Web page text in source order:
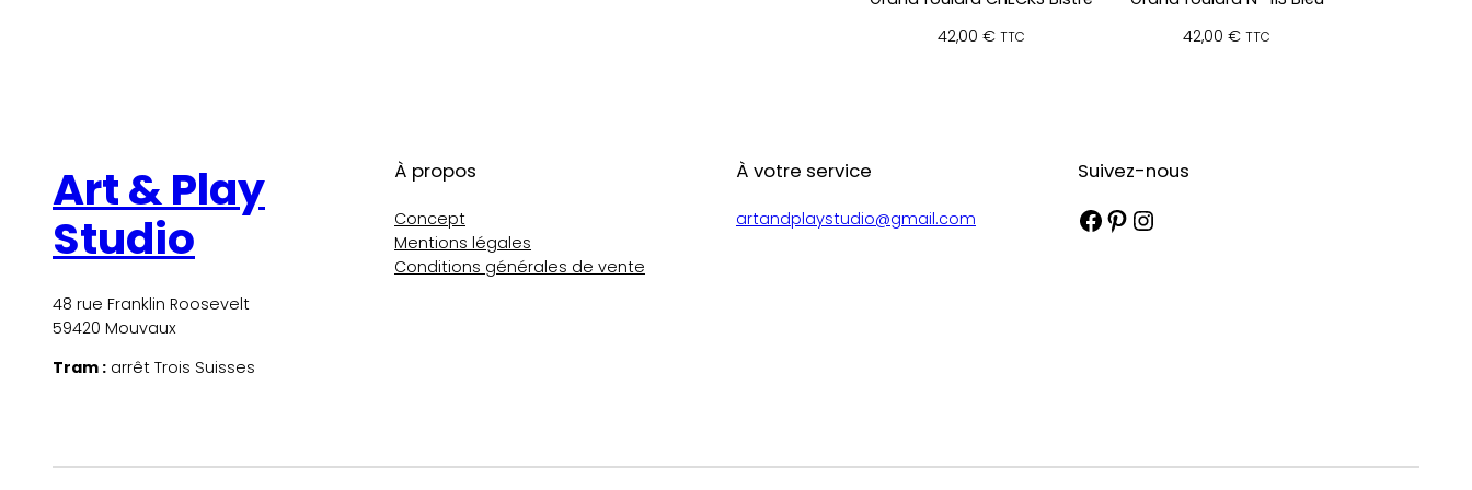
e
42,00 € TTC
42,00 € TTC
Art & Play
Studio
48 rue Franklin Roosevelt
59420 Mouvaux
Tram : arrêt Trois Suisses
À propos
Concept
Mentions légales
Conditions générales de vente
À votre service
artandplaystudio@gmail.com
Suivez-nous
Facebook Pinterest Instagram